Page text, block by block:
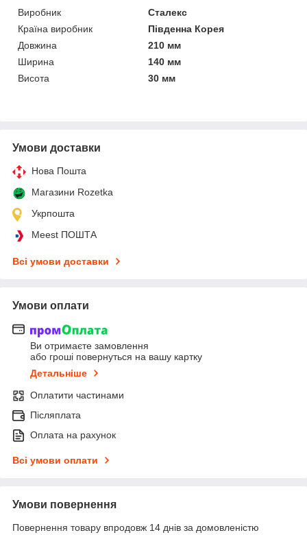
Виробник
Сталекс
Країна виробник
Південна Корея
Довжина
210 мм
Ширина
140 мм
Висота
30 мм
Умови доставки
Нова Пошта
Магазини Rozetka
Укрпошта
Meest ПОШТА
Всі умови доставки
Умови оплати
Ви отримаєте замовлення
або гроші повернуться на вашу картку
Детальніше
Оплатити частинами
Післяплата
Оплата на рахунок
Всі умови оплати
Умови повернення
Повернення товару впродовж 14 днів за домовленістю